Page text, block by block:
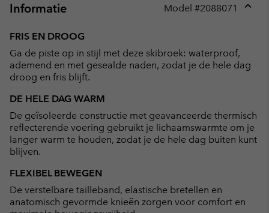
Informatie Model #2088071
FRIS EN DROOG
Ga de piste op in stijl met deze skibroek: waterproof,
ademend en met gesealde naden, zodat je de hele dag
droog en fris blijft.
DE HELE DAG WARM
De geïsoleerde constructie met geavanceerde thermisch
reflecterende voering gebruikt je lichaamswarmte om je
langer warm te houden, zodat je de hele dag buiten kunt
blijven.
FLEXIBEL BEWEGEN
De verstelbare tailleband, elastische bretellen en
anatomisch gevormde knieën zorgen voor comfort en